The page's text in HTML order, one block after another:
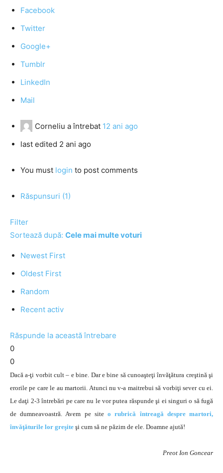
Facebook
Twitter
Google+
Tumblr
LinkedIn
Mail
Corneliu a întrebat 12 ani ago
last edited 2 ani ago
You must login to post comments
Răspunsuri (1)
Filter
Sortează după: Cele mai multe voturi
Newest First
Oldest First
Random
Recent activ
Răspunde la această întrebare
0
0
Dacă a-ţi vorbit cult – e bine. Dar e bine să cunoaşteţi învăţătura creştină şi
erorile pe care le au martorii. Atunci nu v-a maitrebui să vorbiţi sever cu ei.
Le daţi 2-3 întrebări pe care nu le vor putea răspunde şi ei singuri o să fugă
de dumneavoastră. Avem pe siteo rubrică întreagă despre martori,
învăţăturile lor greşite şi cum să ne păzim de ele. Doamne ajută!
Preot Ion Goncear